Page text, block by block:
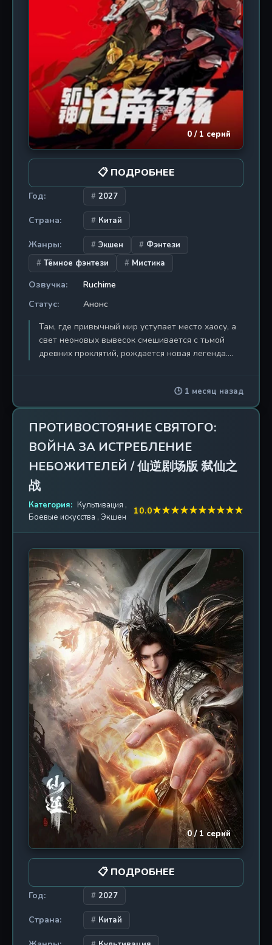
аномалии в Цзанлине, она проникает в
запретные склепы, расшифровывает старинные
манускрипты и сталкивается с разгневанными
духами, охраняющими тайну вековой давности.
Чем глубже она погружается в историю культа,
тем яснее понимает: бумажное платье — это не
просто символ смерти, это ключ к освобождению
душ, запертых между мирами. Сериал «Бумажное
платье невесты» — это атмосферное аниме в
жанре мистического хоррора, наполненное
элементами китайского фольклора,
Каждая серия раскрывает новый слой загадки,
балансируя на грани между реальностью и
потусторонним миром. Готовы ли вы узнать, что
скрывается под бумажным одеянием?
0 / 1 серий
📋 ПОДРОБНЕЕ
Год: 2027
Страна: Китай
Жанры: Экшен
Фэнтези
Тёмное фэнтези
Мистика
Озвучка:
Ruchime
Статус:
Анонс
Там, где привычный мир уступает место хаосу, а
свет неоновых вывесок смешивается с тьмой
древних проклятий, рождается новая легенда.
силах. Это трагедия, разыгравшаяся на руинах
некогда цветущего города, где каждый павший
земле. Когда туман, скрывающий истинную
сущность мироздания, начал рассеиваться,
обнажив ужасающие лики древних божеств и
чудовищ из поднебесной, лишь горстка
избранных встала на защиту смертных. Линь Цие,
слепой ученик старшей школы, чья жизнь
перевернулась в одночасье, оказался в
сражаются с монстрами. Они — последняя
надежда человечества, балансирующая на грани
безумия и отчаяния. Каждый новый бой — это не
только проверка силы, но и суровый урок о цене
долга и жертвенности. Цаннань стал символом
падения, местом, где рухнули стены реальности и
где самые яркие души погасли во тьме. Но даже в
этой бездне теплится огонь сопротивления.
Погрузитесь в мир, где каждый шаг может стать
последним, где боги не всесильны, а люди — не
так уж беспомощны. Это история о том, как
научиться убивать богов, когда небеса
обрушились на землю.
🕒 1 месяц назад
ПРОТИВОСТОЯНИЕ СВЯТОГО:
ВОЙНА ЗА ИСТРЕБЛЕНИЕ
НЕБОЖИТЕЛЕЙ / 仙逆剧场版 弑仙之
战
Категория: Культивация ,
Боевые искусства , Экшен
10.0★★★★★★★★★★
0 / 1 серий
📋 ПОДРОБНЕЕ
Год: 2027
Страна: Китай